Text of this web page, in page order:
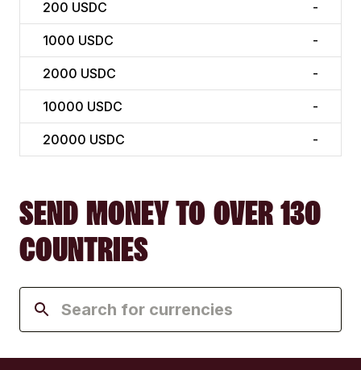
200 USDC -
1000 USDC -
2000 USDC -
10000 USDC -
20000 USDC -
SEND MONEY TO OVER 130
COUNTRIES